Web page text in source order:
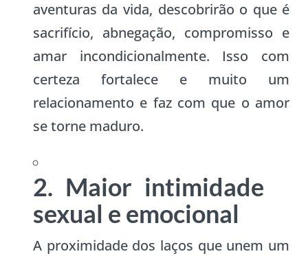
aventuras da vida, descobrirão o que é
sacrifício, abnegação, compromisso e
amar incondicionalmente. Isso com
certeza fortalece e muito um
relacionamento e faz com que o amor
se torne maduro.
2. Maior intimidade
sexual e emocional
A proximidade dos laços que unem um